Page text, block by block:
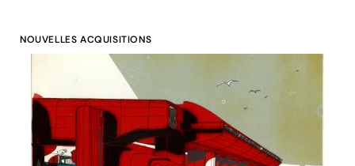
NOUVELLES ACQUISITIONS